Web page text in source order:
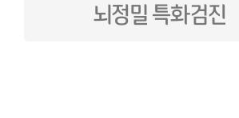
뇌정밀 특화검진